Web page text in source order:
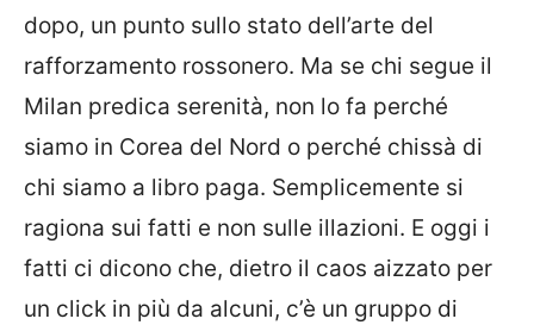
dopo, un punto sullo stato dell’arte del
rafforzamento rossonero. Ma se chi segue il
Milan predica serenità, non lo fa perché
siamo in Corea del Nord o perché chissà di
chi siamo a libro paga. Semplicemente si
ragiona sui fatti e non sulle illazioni. E oggi i
fatti ci dicono che, dietro il caos aizzato per
un click in più da alcuni, c’è un gruppo di